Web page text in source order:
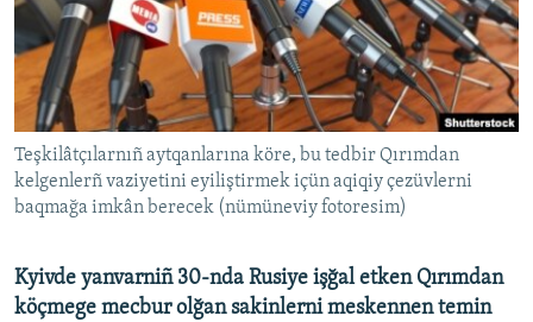
Русский
Українською
QOŞULIÑIZ!
Teşkilâtçılarnıñ aytqanlarına köre, bu tedbir Qırımdan
kelgenlerñ vaziyetini eyiliştirmek içün aqiqiy çezüvlerni
baqmağa imkân berecek (nümüneviy fotoresim)
Kyivde yanvarniñ 30-nda Rusiye işğal etken Qırımdan
köçmege mecbur olğan sakinlerni meskennen temin